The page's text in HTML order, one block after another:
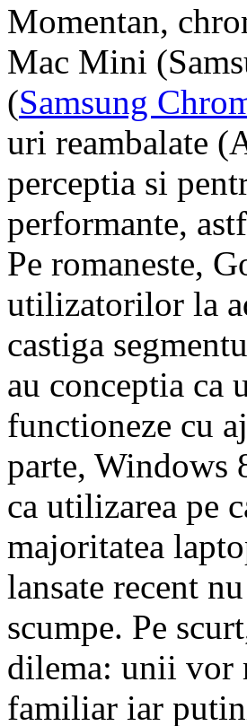
Momentan,
Mac Mini
(Samsung
uri reambalate
perceptia si
performante,
Pe romaneste,
utilizatorilor la
castiga
au conceptia ca
functioneze cu
parte, Windows
ca utilizarea pe
majoritatea
lansate recent
scumpe. Pe
dilema: unii vor
familiar iar